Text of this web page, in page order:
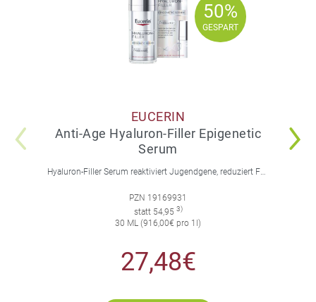
50%
GESPART
50%
GESPART
EUCERIN
Anti-Age Hyaluron-Filler Epigenetic
Serum
PZN 19169931
statt 54,95 3)
30 ML (916,00€ pro 1l)
27,48€